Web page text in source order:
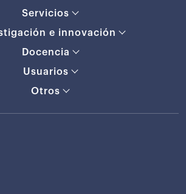
Servicios
e innovación
Docencia
Usuarios
Otros